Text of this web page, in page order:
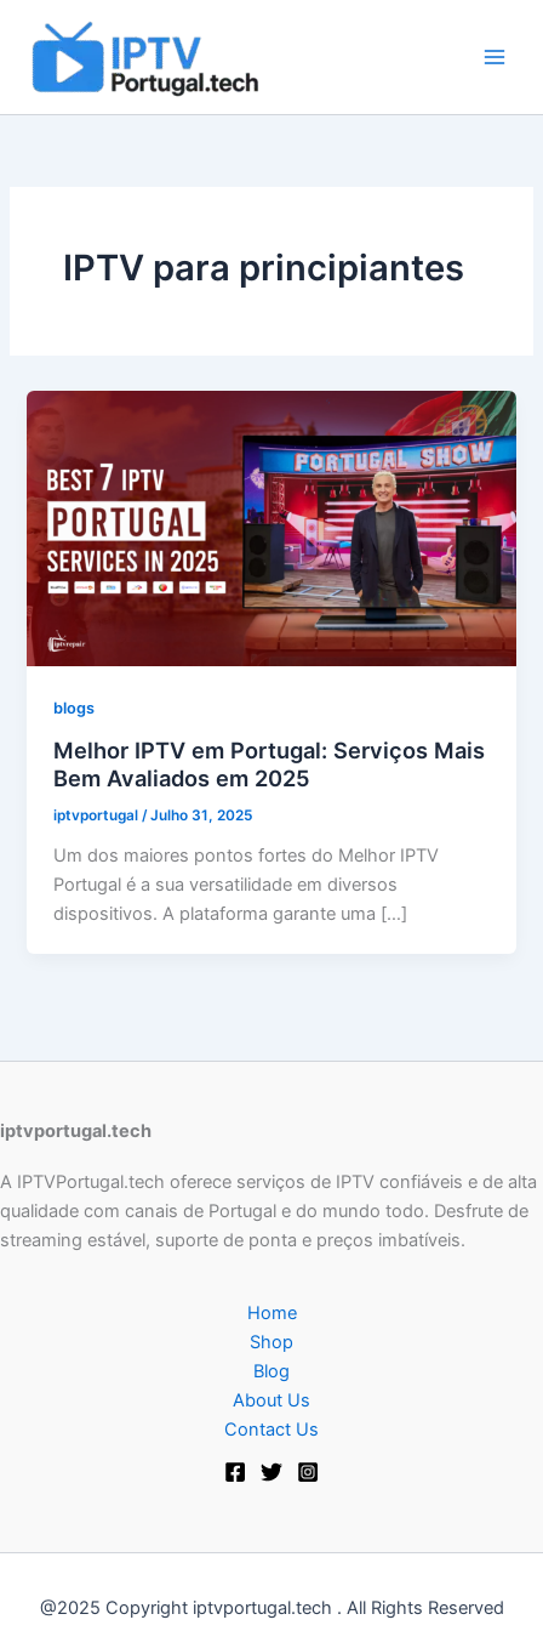
content
IPTV para principiantes
blogs
Melhor IPTV em Portugal: Serviços Mais
Bem Avaliados em 2025
iptvportugal /Julho 31, 2025
Um dos maiores pontos fortes do Melhor IPTV
Portugal é a sua versatilidade em diversos
dispositivos. A plataforma garante uma […]
iptvportugal.tech
A IPTVPortugal.tech oferece serviços de IPTV confiáveis e de alta
qualidade com canais de Portugal e do mundo todo. Desfrute de
streaming estável, suporte de ponta e preços imbatíveis.
Home
Shop
Blog
About Us
Contact Us
@2025 Copyright iptvportugal.tech . All Rights Reserved